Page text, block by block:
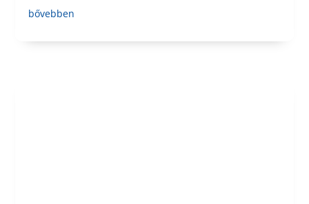
bővebben